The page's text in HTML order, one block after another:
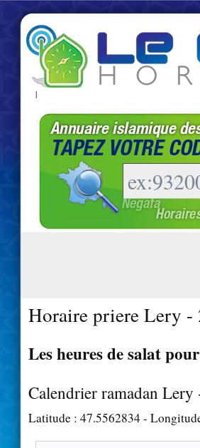
|
Horaire priere Lery -
Les heures de salat
Calendrier ramadan Lery
Latitude : 47.5562834-